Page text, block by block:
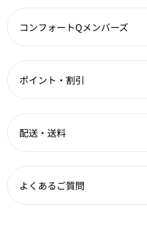
コンフォートQメンバーズ
ポイント・割引
配送・送料
よくあるご質問